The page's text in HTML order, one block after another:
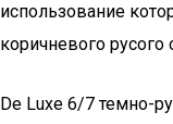
использование
коричневого русого
De Luxe 6/7 темно-